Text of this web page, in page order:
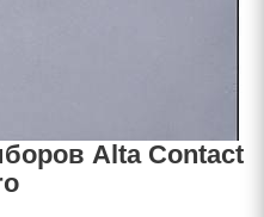
Alta Contact